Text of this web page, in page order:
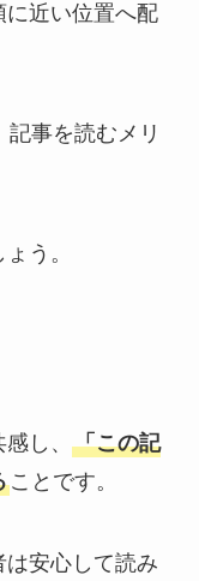
近い位置へ配
事を読むメリ
う。
し、 「この記
ことです。
安心して読み